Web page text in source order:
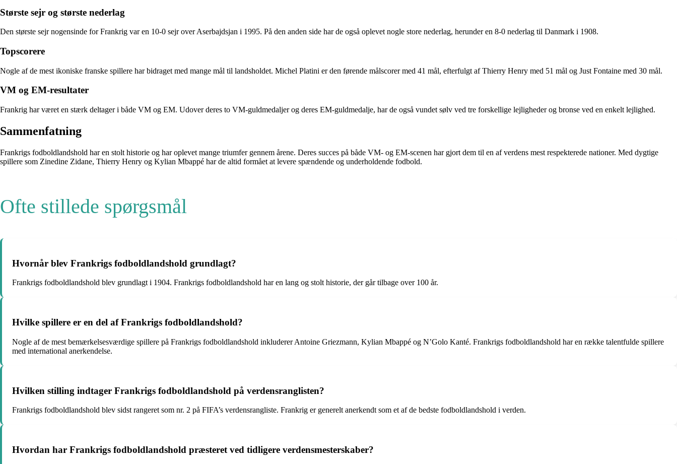
Største sejr og største nederlag
Den største sejr nogensinde for Frankrig var en 10-0 sejr over Aserbajdsjan i 1995. På den anden side har de også oplevet nogle store nederlag, herunder en 8-0 nederlag til Danmark i 1908.
Topscorere
Nogle af de mest ikoniske franske spillere har bidraget med mange mål til landsholdet. Michel Platini er den førende målscorer med 41 mål, efterfulgt af Thierry Henry med 51 mål og Just Fontaine med 30 mål.
VM og EM-resultater
Frankrig har været en stærk deltager i både VM og EM. Udover deres to VM-guldmedaljer og deres EM-guldmedalje, har de også vundet sølv ved tre forskellige lejligheder og bronse ved en enkelt lejlighed.
Sammenfatning
Frankrigs fodboldlandshold har en stolt historie og har oplevet mange triumfer gennem årene. Deres succes på både VM- og EM-scenen har gjort dem til en af verdens mest respekterede nationer. Med dygtige
spillere som Zinedine Zidane, Thierry Henry og Kylian Mbappé har de altid formået at levere spændende og underholdende fodbold.
Ofte stillede spørgsmål
Hvornår blev Frankrigs fodboldlandshold grundlagt?
Frankrigs fodboldlandshold blev grundlagt i 1904. Frankrigs fodboldlandshold har en lang og stolt historie, der går tilbage over 100 år.
Hvilke spillere er en del af Frankrigs fodboldlandshold?
Nogle af de mest bemærkelsesværdige spillere på Frankrigs fodboldlandshold inkluderer Antoine Griezmann, Kylian Mbappé og N’Golo Kanté. Frankrigs fodboldlandshold har en række talentfulde spillere
med international anerkendelse.
Hvilken stilling indtager Frankrigs fodboldlandshold på verdensranglisten?
Frankrigs fodboldlandshold blev sidst rangeret som nr. 2 på FIFA’s verdensrangliste. Frankrig er generelt anerkendt som et af de bedste fodboldlandshold i verden.
Hvordan har Frankrigs fodboldlandshold præsteret ved tidligere verdensmesterskaber?